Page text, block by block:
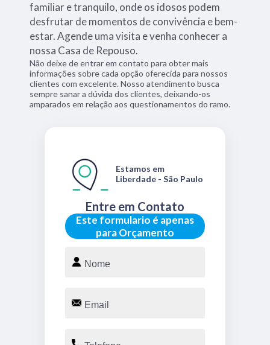
familiar e tranquilo, onde os idosos podem
desfrutar de momentos de convivência e bem-
estar. Agende uma visita e venha conhecer a
nossa Casa de Repouso.
Não deixe de entrar em contato para obter mais
informações sobre cada opção oferecida para nossos
clientes com excelente. Nosso atendimento busca
sempre sanar a dúvida dos clientes, deixando-os
amparados em relação aos questionamentos do ramo.
Este formulario é apenas
para Orçamento
Entre em Contato
Estamos em
Liberdade - São Paulo